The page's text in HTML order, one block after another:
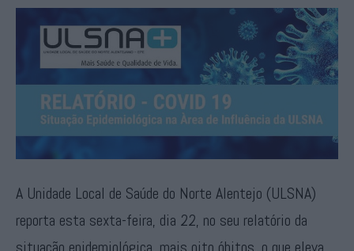
A Unidade Local de Saúde do Norte Alentejo (ULSNA)
reporta esta sexta-feira, dia 22, no seu relatório da